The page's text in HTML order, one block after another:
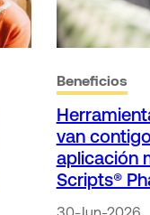
Beneficios
van
aplicación
Scripts®